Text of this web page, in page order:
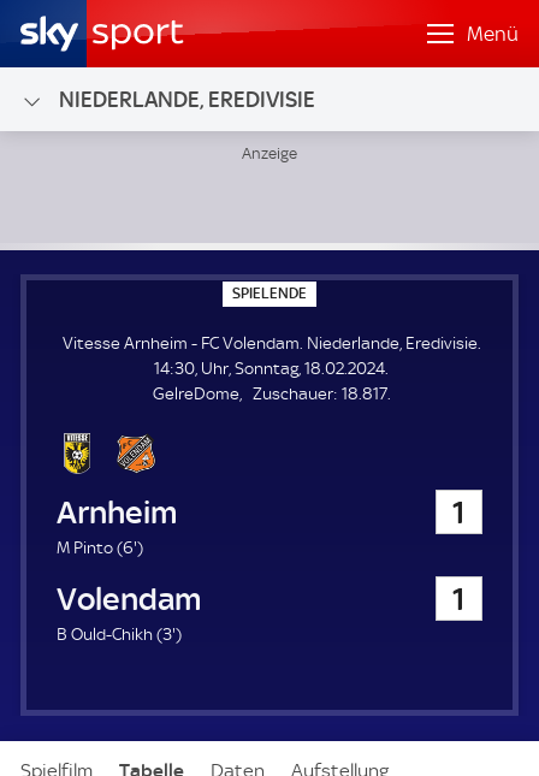
Menü
NIEDERLANDE, EREDIVISIE
SPIELENDE
P
E
L
E
N
Vitesse Arnheim - FC Volendam. Niederlande, Eredivisie.
14:30, Uhr, Sonntag, 18.02.2024.
GelreDome
Zuschauer: Z
18.817.
Vitesse Arnheim 1
M Pinto (6'6
m
n
e
)
FC Volendam 1
B Ould-Chikh (3'3
)
Spielfilm Tabelle Daten Aufstellung